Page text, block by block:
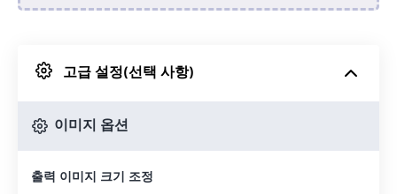
Google 드라이브에서
고급 설정(선택 사항)
이미지 옵션
출력 이미지 크기 조정